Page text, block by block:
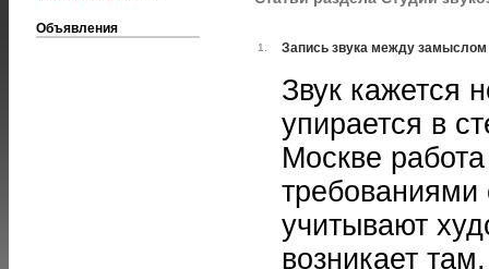
Объявления
1. Запись звука между замыслом
Звук кажется
упирается в
Москве
требованиями
учитывают
возникает